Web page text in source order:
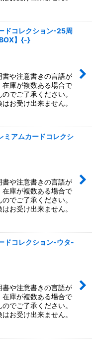
ドコレクション-25周
】{-}
や注意書きの言語が
庫が複数ある場合で
でご了承ください。
お受け出来ません。
アムカードコレクシ
や注意書きの言語が
庫が複数ある場合で
でご了承ください。
お受け出来ません。
ドコレクション-ウタ-
や注意書きの言語が
庫が複数ある場合で
でご了承ください。
お受け出来ません。